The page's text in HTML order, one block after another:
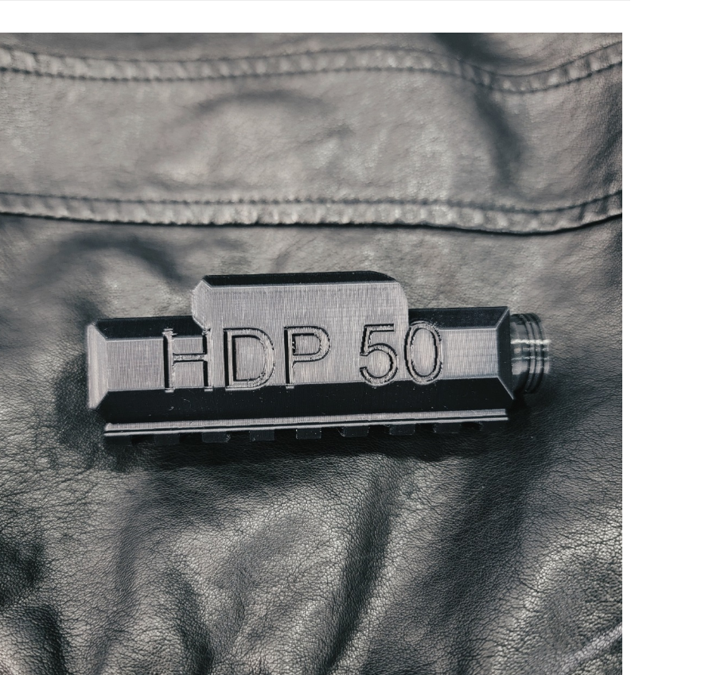
7-11取貨(快速到店)
每筆NT$60，滿NT$2,000(含以上)免運費
新竹物流
每筆NT$200，滿NT$2,000(含以上)免運費
宅配
每筆NT$400
貨到付款-黑貓
每筆NT$200，滿NT$2,000(含以上)免運費
國家/地區配送 查看運費